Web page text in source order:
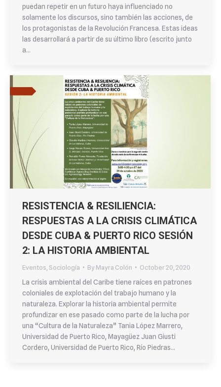
puedan repetir en un futuro haya influenciado no
solamente los discursos, sino también las acciones, de
los protagonistas de la Revolución Francesa. Estas ideas
las desarrollará a partir de su último libro (escrito junto
a…
RESISTENCIA & RESILIENCIA:
RESPUESTAS A LA CRISIS CLIMÁTICA
DESDE CUBA & PUERTO RICO SESIÓN
2: LA HISTORIA AMBIENTAL
Eventos Sociología ByMayra Colón
October 20, 2020
La crisis ambiental del Caribe tiene raíces en patrones
coloniales de explotación del trabajo humano y la
naturaleza. Explorar la historia ambiental permite
profundizar en ese pasado como parte de la lucha por
una “Cultura de la Naturaleza” Tania López Marrero,
Universidad de Puerto Rico, Mayagüez Juan Giusti
Cordero, Universidad de Puerto Rico, Río Piedras…